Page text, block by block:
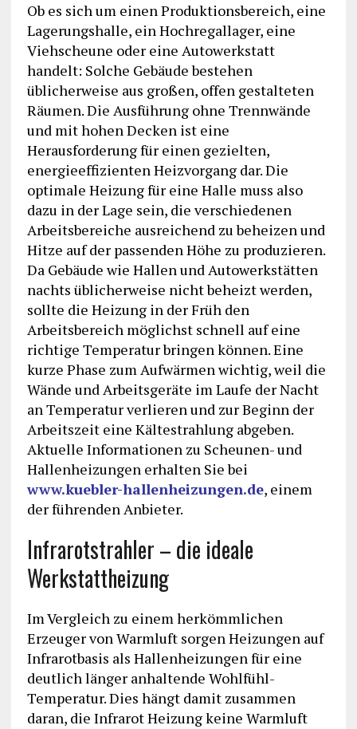
Ob es sich um einen Produktionsbereich, eine
Lagerungshalle, ein Hochregallager, eine
Viehscheune oder eine Autowerkstatt
handelt: Solche Gebäude bestehen
üblicherweise aus großen, offen gestalteten
Räumen. Die Ausführung ohne Trennwände
und mit hohen Decken ist eine
Herausforderung für einen gezielten,
energieeffizienten Heizvorgang dar. Die
optimale Heizung für eine Halle muss also
dazu in der Lage sein, die verschiedenen
Arbeitsbereiche ausreichend zu beheizen und
Hitze auf der passenden Höhe zu produzieren.
Da Gebäude wie Hallen und Autowerkstätten
nachts üblicherweise nicht beheizt werden,
sollte die Heizung in der Früh den
Arbeitsbereich möglichst schnell auf eine
richtige Temperatur bringen können. Eine
kurze Phase zum Aufwärmen wichtig, weil die
Wände und Arbeitsgeräte im Laufe der Nacht
an Temperatur verlieren und zur Beginn der
Arbeitszeit eine Kältestrahlung abgeben.
Aktuelle Informationen zu Scheunen- und
Hallenheizungen erhalten Sie bei
www.kuebler-hallenheizungen.de, einem
der führenden Anbieter.
Infrarotstrahler – die ideale
Werkstattheizung
Im Vergleich zu einem herkömmlichen
Erzeuger von Warmluft sorgen Heizungen auf
Infrarotbasis als Hallenheizungen für eine
deutlich länger anhaltende Wohlfühl-
Temperatur. Dies hängt damit zusammen
daran, die Infrarot Heizung keine Warmluft